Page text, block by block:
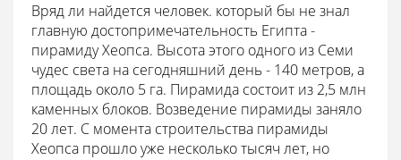
Вряд ли найдется человек. который бы не знал
главную достопримечательность Египта -
пирамиду Хеопса. Высота этого одного из Семи
чудес света на сегодняшний день - 140 метров, а
площадь около 5 га. Пирамида состоит из 2,5 млн
каменных блоков. Возведение пирамиды заняло
20 лет. С момента строительства пирамиды
Хеопса прошло уже несколько тысяч лет, но